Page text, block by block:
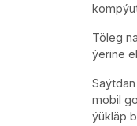
Töleg
ýerine
mobil
ýükläp